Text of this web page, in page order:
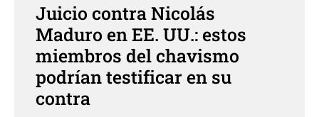
Juicio contra Nicolás
Maduro en EE. UU.: estos
miembros del chavismo
podrían testificar en su
contra